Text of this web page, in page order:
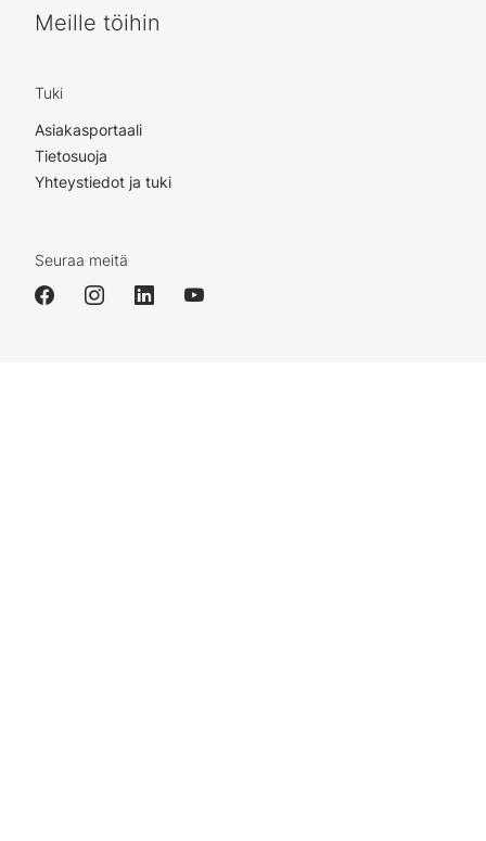
Meille töihin
Tuki
Asiakasportaali
Tietosuoja
Yhteystiedot ja tuki
Seuraa meitä